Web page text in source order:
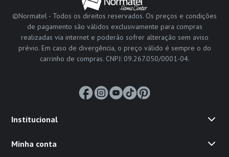
©Normatel - Todos os direitos reservados. Os preços e condições
de pagamento são válidos exclusivamente para compras
realizadas via internet e poderão sofrer alteração sem aviso
prévio. Em caso de divergência, o preço válido é sempre o do
carrinho de compras. CNPJ: 09.267.050/0001-04.
Institucional
Minha conta